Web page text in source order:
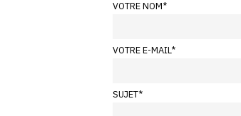
VOTRE NOM*
VOTRE E-MAIL*
SUJET*